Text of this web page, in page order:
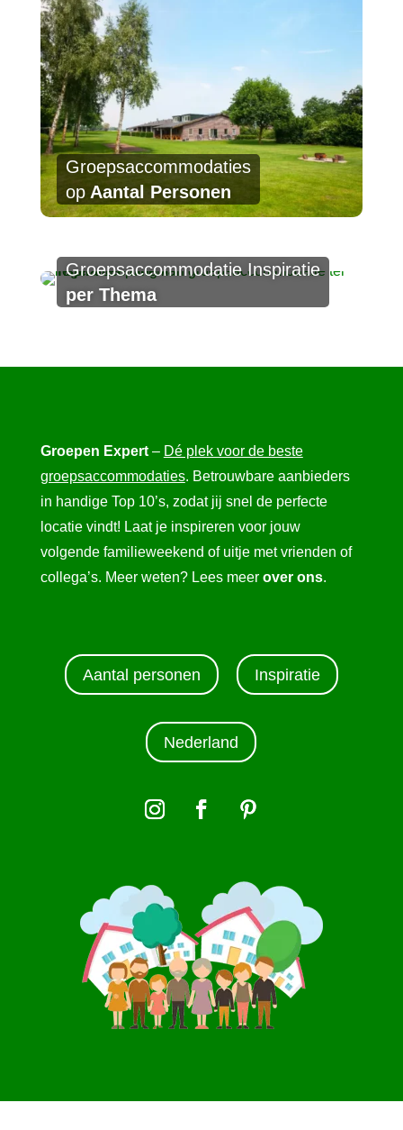
Groepsaccommodaties
opAantal Personen
Groepsaccommodatie Inspiratie
per Thema
Groepen Expert– Dé plek voor de beste
groepsaccommodaties. Betrouwbare aanbieders
in handige Top 10’s, zodat jij snel de perfecte
locatie vindt! Laat je inspireren voor jouw
volgende familieweekend of uitje met vrienden of
collega’s. Meer weten? Lees meer over ons.
Aantal personen Inspiratie
Nederland